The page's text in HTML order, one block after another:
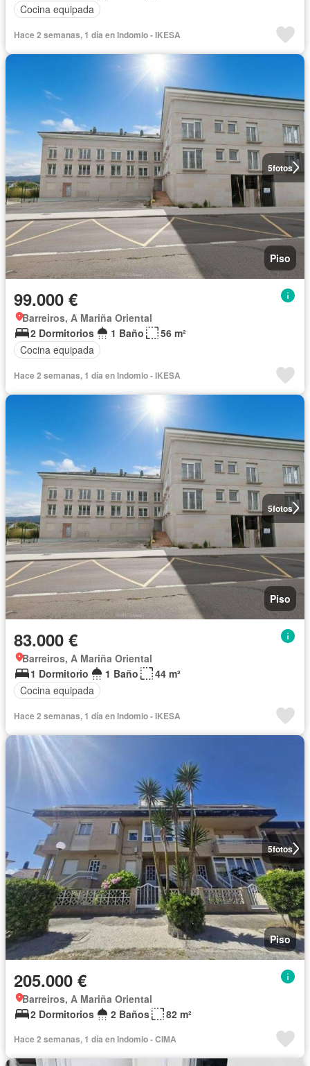
Cocina equipada
Hace 2 semanas, 1 día en Indomio - IKESA
5fotos
Piso
99.000 €
Barreiros, A Mariña Oriental
2 Dormitorios
1 Baño
56 m²
Cocina equipada
Hace 2 semanas, 1 día en Indomio - IKESA
5fotos
Piso
83.000 €
Barreiros, A Mariña Oriental
1 Dormitorio
1 Baño
44 m²
Cocina equipada
Hace 2 semanas, 1 día en Indomio - IKESA
5fotos
Piso
205.000 €
Barreiros, A Mariña Oriental
2 Dormitorios
2 Baños 82 m²
Hace 2 semanas, 1 día en Indomio - CIMA